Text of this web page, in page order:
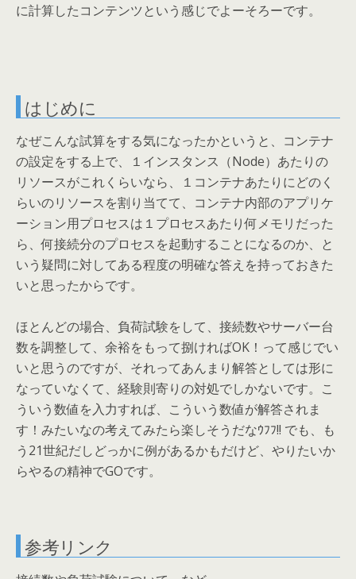
に計算したコンテンツという感じでよーそろーです。
はじめに
なぜこんな試算をする気になったかというと、コンテナ
の設定をする上で、１インスタンス（Node）あたりの
リソースがこれくらいなら、１コンテナあたりにどのく
らいのリソースを割り当てて、コンテナ内部のアプリケ
ーション用プロセスは１プロセスあたり何メモリだった
ら、何接続分のプロセスを起動することになるのか、と
いう疑問に対してある程度の明確な答えを持っておきた
いと思ったからです。
ほとんどの場合、負荷試験をして、接続数やサーバー台
数を調整して、余裕をもって捌ければOK！って感じでい
いと思うのですが、それってあんまり解答としては形に
なっていなくて、経験則寄りの対処でしかないです。こ
ういう数値を入力すれば、こういう数値が解答されま
す！みたいなの考えてみたら楽しそうだなｳﾌﾌ!! でも、も
う21世紀だしどっかに例があるかもだけど、やりたいか
らやるの精神でGOです。
参考リンク